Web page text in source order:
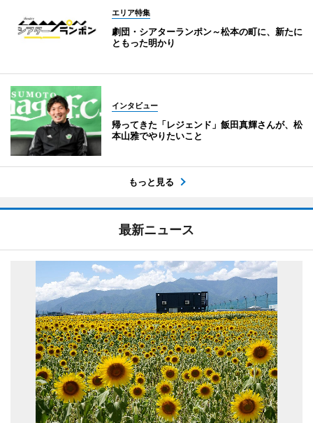
エリア特集
劇団・シアターランポン～松本の町に、新たに
ともった明かり
インタビュー
帰ってきた「レジェンド」飯田真輝さんが、松
本山雅でやりたいこと
もっと見る
最新ニュース